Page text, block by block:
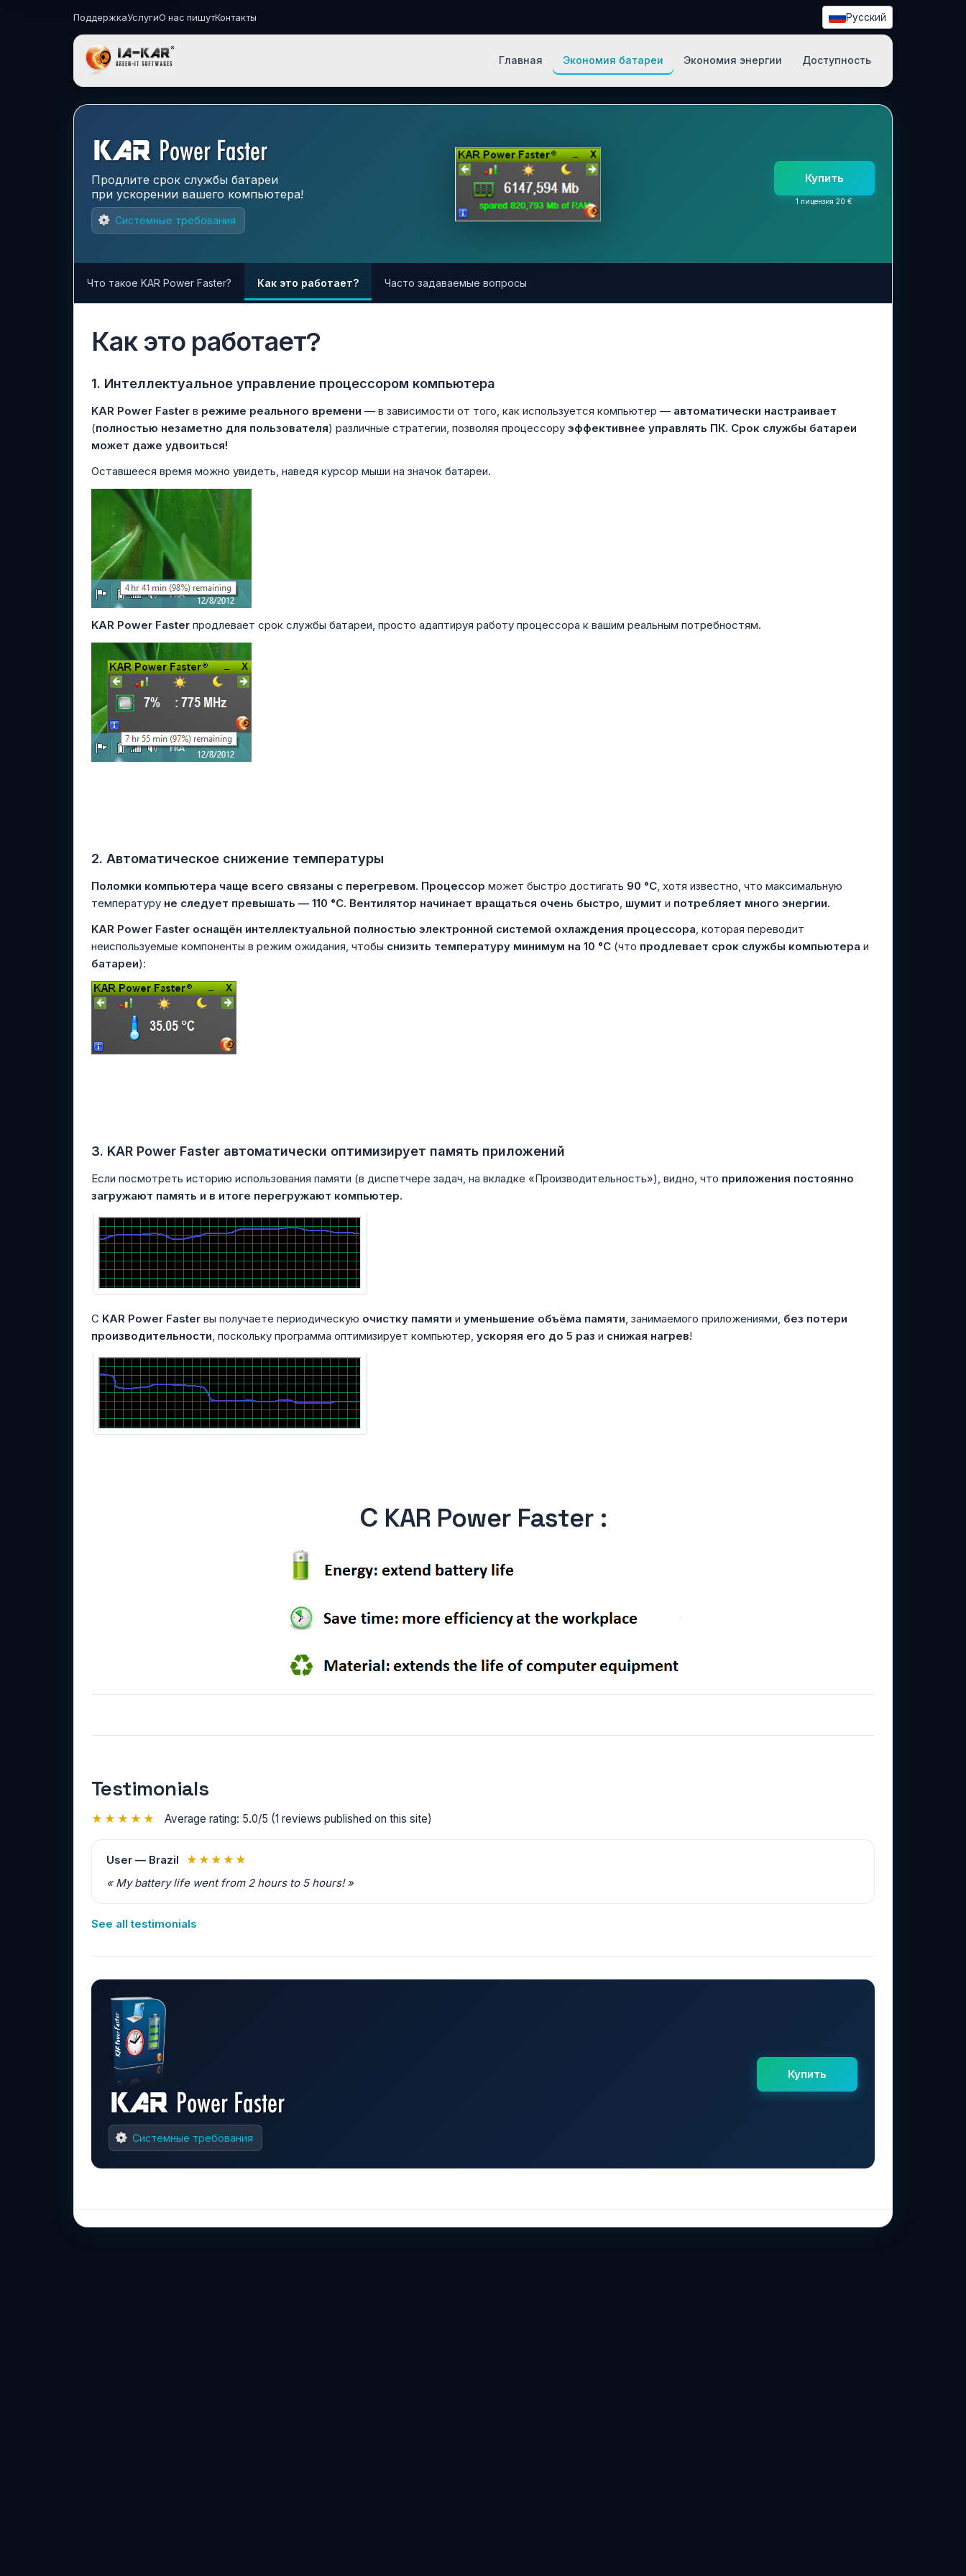
ПоддержкаУслугиО нас пишутКонтакты Русский
IA-KAR - Green IT Программное обеспечение
Главная Экономия батареи Экономия энергии Доступность
Продлите срок службы батареи
при ускорении вашего компьютера!
Системные требования
Купить
1 лицензия 20 €
Что такое KAR Power Faster? Как это работает? Часто задаваемые вопросы
Как это работает?
1. Интеллектуальное управление процессором компьютера
KAR Power Faster в режиме реального времени — в зависимости от того, как используется компьютер — автоматически настраивает
(полностью незаметно для пользователя) различные стратегии, позволяя процессору эффективнее управлять ПК. Срок службы батареи
может даже удвоиться!
Оставшееся время можно увидеть, наведя курсор мыши на значок батареи.
KAR Power Faster продлевает срок службы батареи, просто адаптируя работу процессора к вашим реальным потребностям.
2. Автоматическое снижение температуры
Поломки компьютера чаще всего связаны с перегревом. Процессор может быстро достигать 90 °C, хотя известно, что максимальную
температуру не следует превышать — 110 °C. Вентилятор начинает вращаться очень быстро, шумит и потребляет много энергии.
KAR Power Faster оснащён интеллектуальной полностью электронной системой охлаждения процессора, которая переводит
неиспользуемые компоненты в режим ожидания, чтобы снизить температуру минимум на 10 °C (что продлевает срок службы компьютера и
батареи):
3. KAR Power Faster автоматически оптимизирует память приложений
Если посмотреть историю использования памяти (в диспетчере задач, на вкладке «Производительность»), видно, что приложения постоянно
загружают память и в итоге перегружают компьютер.
С KAR Power Faster вы получаете периодическую очистку памяти и уменьшение объёма памяти, занимаемого приложениями, без потери
производительности, поскольку программа оптимизирует компьютер, ускоряя его до 5 раз и снижая нагрев!
С KAR Power Faster :
Testimonials
★★★★★ Average rating: 5.0/5 (1 reviews published on this site)
User — Brazil
★★★★★
« My battery life went from 2 hours to 5 hours! »
See all testimonials
Системные требования
Купить